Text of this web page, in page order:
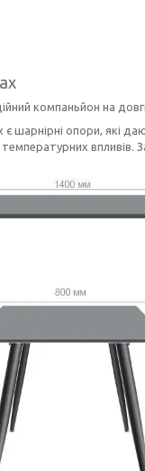
компаньйон на
шарнірні опори, які
температурних впливів.